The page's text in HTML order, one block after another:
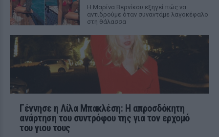
Η Μαρίνα Βερνίκου εξηγεί πώς να
αντιδρούμε όταν συναντάμε λαγοκέφαλο
στη θάλασσα
Γέννησε η Λίλα Μπακλέση: Η απροσδόκητη
ανάρτηση του συντρόφου της για τον ερχομό
του γιου τους